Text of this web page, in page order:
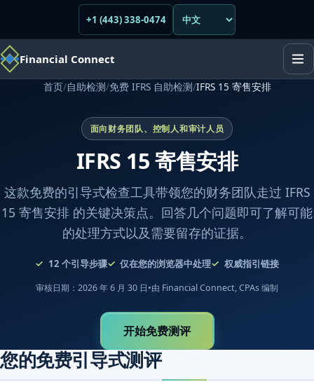
+1 (443) 338-0474
Financial Connect
首页/自助检测/免费 IFRS 自助检测/IFRS 15 寄售安排
面向财务团队、控制人和审计人员
IFRS 15 寄售安排
这款免费的引导式检查工具带领您的财务团队走过 IFRS
15 寄售安排 的关键决策点。回答几个问题即可了解可能
的处理方式以及需要留存的证据。
12 个引导步骤 仅在您的浏览器中处理 权威指引链接
审核日期：2026 年 6 月 30 日•由 Financial Connect, CPAs 编制
开始免费测评
您的免费引导式测评